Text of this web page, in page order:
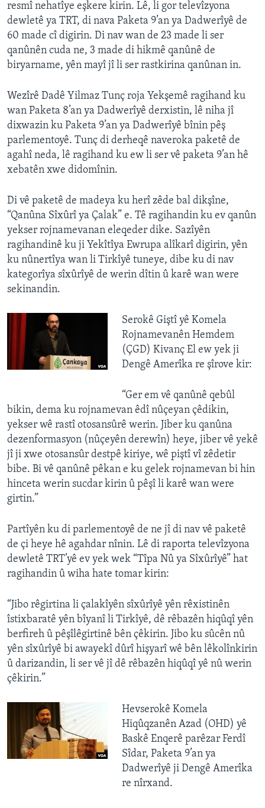
resmî nehatîye eşkere kirin. Lê, li gor televîzyona
dewletê ya TRT, di nava Paketa 9’an ya Dadwerîyê de
60 made cî digirin. Di nav wan de 23 made li ser
qanûnên cuda ne, 3 made di hikmê qanûnê de
biryarname, yên mayî jî li ser rastkirina qanûnan in.
Wezîrê Dadê Yilmaz Tunç roja Yekşemê ragihand ku
wan Paketa 8’an ya Dadwerîyê derxistin, lê niha jî
dixwazin ku Paketa 9’an ya Dadwerîyê bînin pêş
parlementoyê. Tunç di derheqê naveroka paketê de
agahî neda, lê ragihand ku ew li ser vê paketa 9’an hê
xebatên xwe didomînin.
Di vê paketê de madeya ku herî zêde bal dikşîne,
“Qanûna Sîxûrî ya Çalak” e. Tê ragihandin ku ev qanûn
yekser rojnamevanan eleqeder dike. Sazîyên
ragihandinê ku ji Yekîtîya Ewrupa alîkarî digirin, yên
ku nûnertîya wan li Tirkîyê tuneye, dibe ku di nav
kategorîya sîxûrîyê de werin dîtin û karê wan were
sekinandin.
Serokê Giştî yê Komela
Rojnamevanên Hemdem
(ÇGD) Kivanç El ew yek ji
Dengê Amerîka re şîrove kir:
“Ger em vê qanûnê qebûl
bikin, dema ku rojnamevan êdî nûçeyan çêdikin,
yekser wê rastî otosansûrê werin. Jiber ku qanûna
dezenformasyon (nûçeyên derewîn) heye, jiber vê yekê
jî ji xwe otosansûr destpê kiriye, wê piştî vî zêdetir
bibe. Bi vê qanûnê pêkan e ku gelek rojnamevan bi hin
hinceta werin sucdar kirin û pêşî li karê wan were
girtin.”
Partîyên ku di parlementoyê de ne jî di nav vê paketê
de çi heye hê agahdar nînin. Lê di raporta televîzyona
dewletê TRT’yê ev yek wek “Tîpa Nû ya Sîxûrîyê” hat
ragihandin û wiha hate tomar kirin:
“Jibo rêgirtina li çalakîyên sîxûrîyê yên rêxistinên
îstixbaratê yên bîyanî li Tirkîyê, dê rêbazên hiqûqî yên
berfireh û pêşîlêgirtinê bên çêkirin. Jibo ku sûcên nû
yên sîxûrîyê bi awayekî dûrî hişyarî wê bên lêkolînkirin
û darizandin, li ser vê jî dê rêbazên hiqûqî yê nû werin
çêkirin.”
Hevserokê Komela
Hiqûqzanên Azad (OHD) yê
Baskê Enqerê parêzar Ferdî
Sîdar, Paketa 9’an ya
Dadwerîyê ji Dengê Amerîka
re nîrxand.